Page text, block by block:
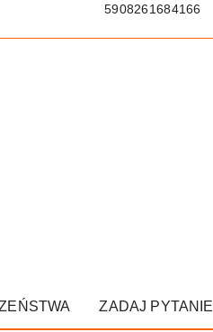
5908261684166
ZADAJ PYTANIE